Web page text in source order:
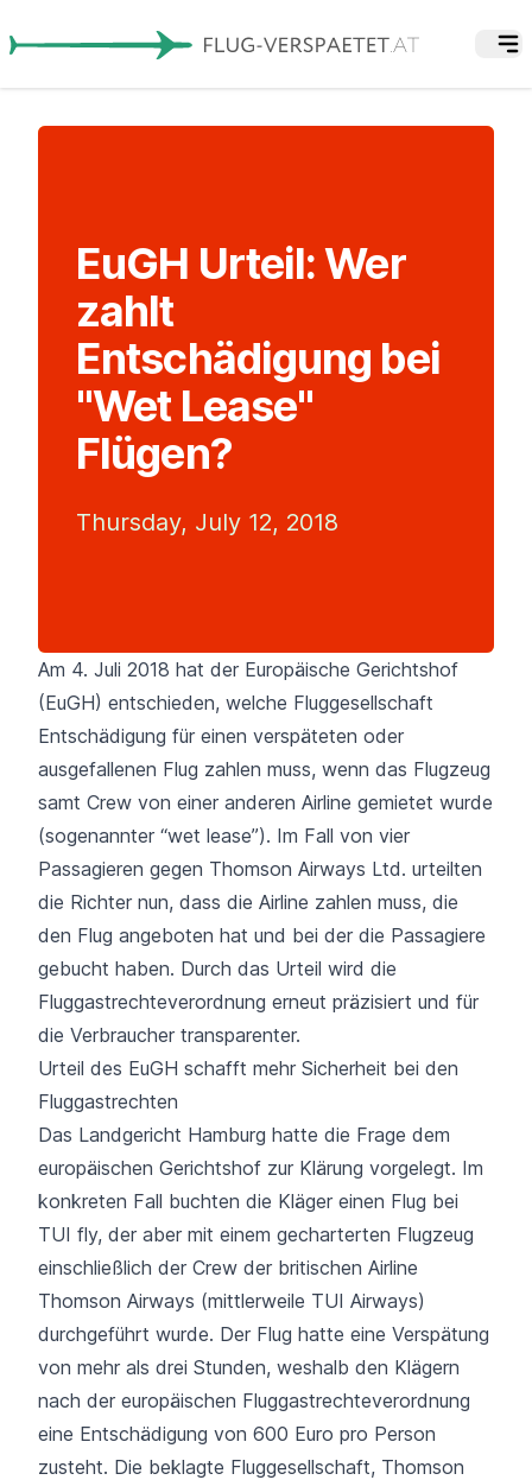
EuGH Urteil: Wer
zahlt
Entschädigung bei
"Wet Lease"
Flügen?
Thursday, July 12, 2018
Am 4. Juli 2018 hat der Europäische Gerichtshof
(EuGH) entschieden, welche Fluggesellschaft
Entschädigung für einen verspäteten oder
ausgefallenen Flug zahlen muss, wenn das Flugzeug
samt Crew von einer anderen Airline gemietet wurde
(sogenannter “wet lease”). Im Fall von vier
Passagieren gegen Thomson Airways Ltd. urteilten
die Richter nun, dass die Airline zahlen muss, die
den Flug angeboten hat und bei der die Passagiere
gebucht haben. Durch das Urteil wird die
Fluggastrechteverordnung erneut präzisiert und für
die Verbraucher transparenter.
Urteil des EuGH schafft mehr Sicherheit bei den
Fluggastrechten
Das Landgericht Hamburg hatte die Frage dem
europäischen Gerichtshof zur Klärung vorgelegt. Im
konkreten Fall buchten die Kläger einen Flug bei
TUI fly, der aber mit einem gecharterten Flugzeug
einschließlich der Crew der britischen Airline
Thomson Airways (mittlerweile TUI Airways)
durchgeführt wurde. Der Flug hatte eine Verspätung
von mehr als drei Stunden, weshalb den Klägern
nach der europäischen Fluggastrechteverordnung
eine Entschädigung von 600 Euro pro Person
zusteht. Die beklagte Fluggesellschaft, Thomson